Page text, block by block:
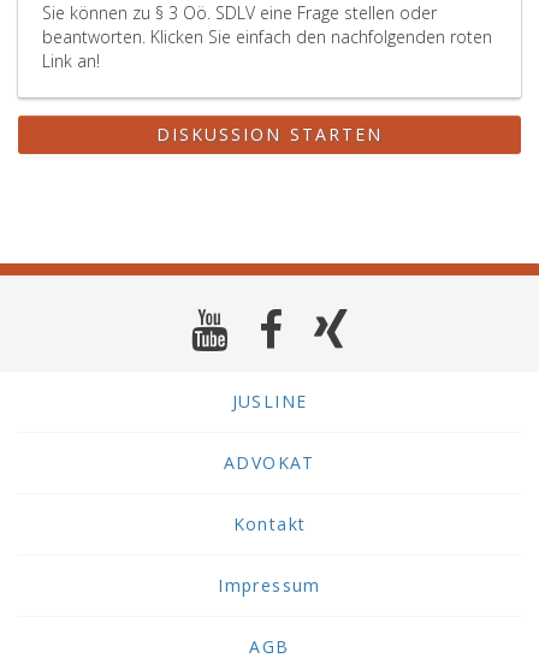
Sie können zu § 3 Oö. SDLV eine Frage stellen oder
beantworten. Klicken Sie einfach den nachfolgenden roten
Link an!
DISKUSSION STARTEN
JUSLINE
ADVOKAT
Kontakt
Impressum
AGB